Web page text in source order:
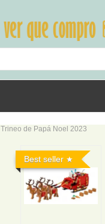
Trineo de Papá Noel 2023
Best seller